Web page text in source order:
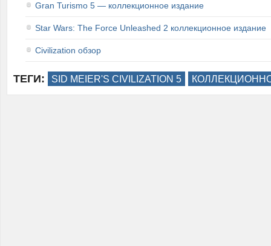
Gran Turismo 5 — коллекционное издание
Star Wars: The Force Unleashed 2 коллекционное издание
Civilization обзор
ТЕГИ: SID MEIER'S CIVILIZATION 5